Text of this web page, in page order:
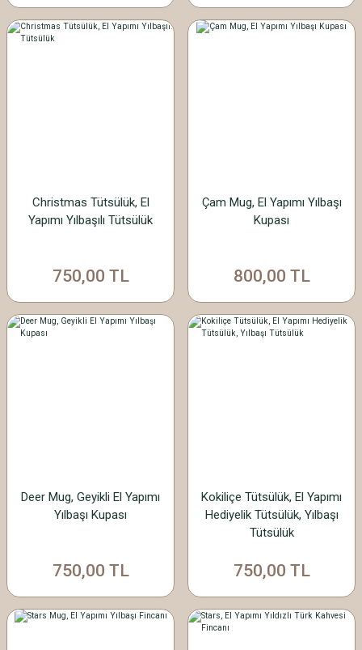
Christmas Tütsülük, El
Yapımı Yılbaşılı Tütsülük
750,00 TL
Çam Mug, El Yapımı Yılbaşı
Kupası
800,00 TL
Deer Mug, Geyikli El Yapımı
Yılbaşı Kupası
750,00 TL
Kokiliçe Tütsülük, El Yapımı
Hediyelik Tütsülük, Yılbaşı
Tütsülük
750,00 TL